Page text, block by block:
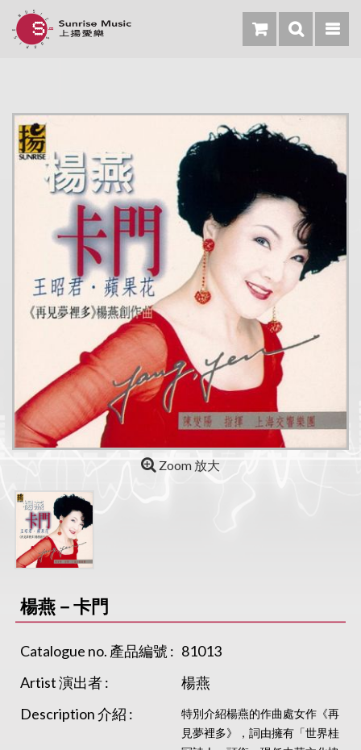
Zoom 放大
楊燕－卡門
Catalogue no. 產品編號 : 81013
Artist 演出者 :
楊燕
Description 介紹 :
特別介紹楊燕的作曲處女作《再
見夢裡多》，詞由擁有「世界桂